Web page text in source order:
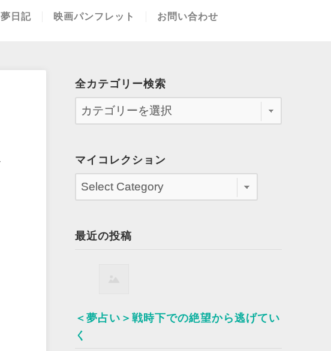
夢日記 映画パンフレット お問い合わせ
全カテゴリー検索
マイコレクション
最近の投稿
＜夢占い＞戦時下での絶望から逃げてい
く